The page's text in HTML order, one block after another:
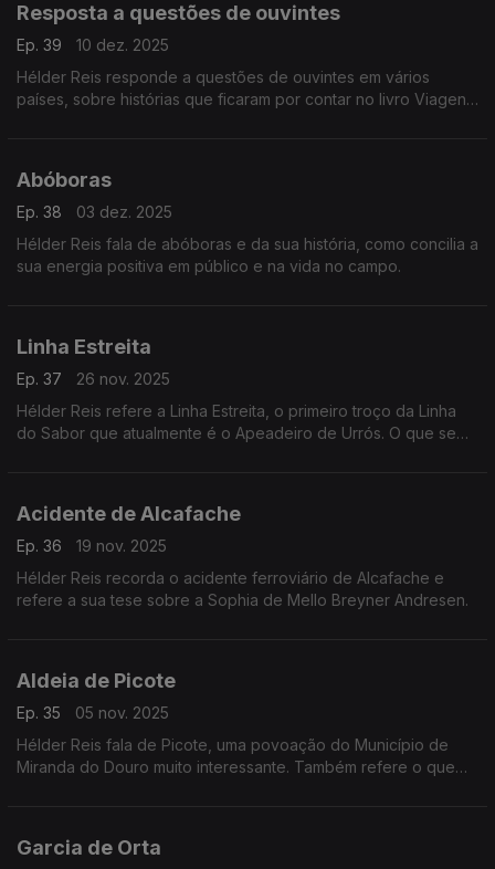
Resposta a questões de ouvintes
Ep. 39
10 dez. 2025
Hélder Reis responde a questões de ouvintes em vários
países, sobre histórias que ficaram por contar no livro Viagens
Abóboras
Ep. 38
03 dez. 2025
Hélder Reis fala de abóboras e da sua história, como concilia a
sua energia positiva em público e na vida no campo.
Linha Estreita
Ep. 37
26 nov. 2025
Hélder Reis refere a Linha Estreita, o primeiro troço da Linha
do Sabor que atualmente é o Apeadeiro de Urrós. O que se
Acidente de Alcafache
Ep. 36
19 nov. 2025
Hélder Reis recorda o acidente ferroviário de Alcafache e
refere a sua tese sobre a Sophia de Mello Breyner Andresen.
Aldeia de Picote
Ep. 35
05 nov. 2025
Hélder Reis fala de Picote, uma povoação do Município de
Miranda do Douro muito interessante. Também refere o que
Garcia de Orta